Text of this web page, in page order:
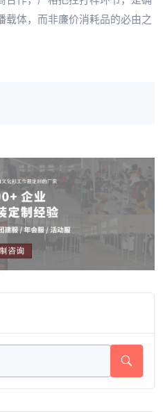
载体，而非廉价消耗品的必由之